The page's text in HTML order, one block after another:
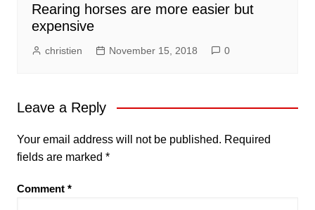
Rearing horses are more easier but
expensive
christien November 15, 2018 0
Leave a Reply
Your email address will not be published. Required
fields are marked *
Comment *